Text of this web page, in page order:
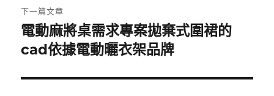
章:
下一篇文章
下
一
文
電動麻將桌需求專案拋棄式圍裙的
cad依據電動曬衣架品牌